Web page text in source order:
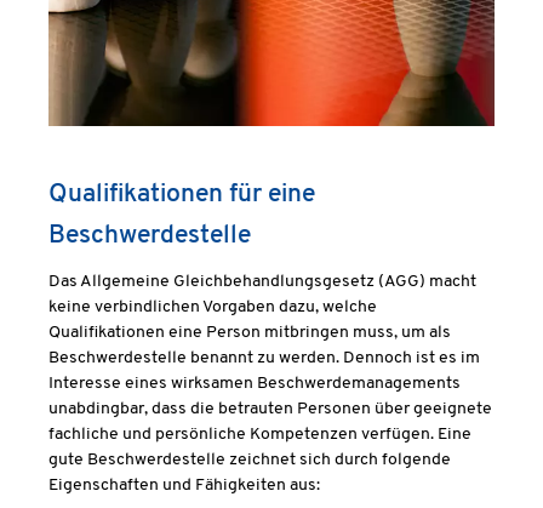
Qualifikationen für eine
Beschwerdestelle
Das Allgemeine Gleichbehandlungsgesetz (AGG) macht
keine verbindlichen Vorgaben dazu, welche
Qualifikationen eine Person mitbringen muss, um als
Beschwerdestelle benannt zu werden. Dennoch ist es im
Interesse eines wirksamen Beschwerdemanagements
unabdingbar, dass die betrauten Personen über geeignete
fachliche und persönliche Kompetenzen verfügen. Eine
gute Beschwerdestelle zeichnet sich durch folgende
Eigenschaften und Fähigkeiten aus: